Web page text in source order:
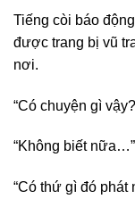
Tiếng còi báo
được trang bị vũ
nơi.
“Có chuyện gì
“Không biết nữa…”
“Có thứ gì đó phát